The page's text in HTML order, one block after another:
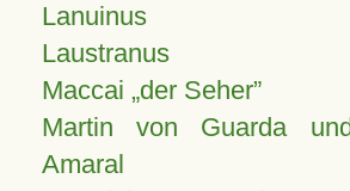
Lanuinus
Laustranus
Maccai „der Seher”
Martin von Guarda
Amaral